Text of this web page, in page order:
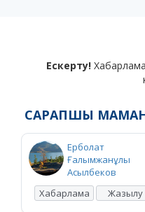
Ескерту!
САРАПШЫ
Ерболат
Ғалымжанұлы
Асылбеков
Хабарлама
Жазылу